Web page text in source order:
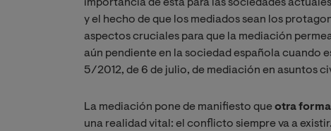
importancia de ésta para las sociedades
y el hecho de que los mediados sean los
aspectos cruciales para que la mediación
aún pendiente en la sociedad española cuando
5/2012, de 6 de julio, de mediación en asuntos
La mediación pone de manifiesto queotra
una realidad vital: el conflicto siempre va a